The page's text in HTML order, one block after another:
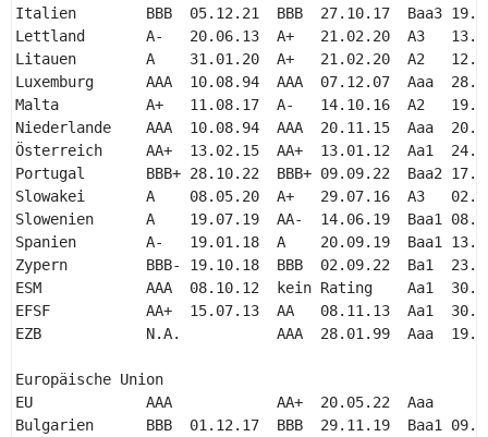
Italien        BBB  05.12.21  BBB  27.10.17  Baa3
Lettland       A-   20.06.13  A+   21.02.20  A3
Litauen        A    31.01.20  A+   21.02.20  A2
Luxemburg      AAA  10.08.94  AAA  07.12.07  Aaa
Malta          A+   11.08.17  A-   14.10.16  A2
Niederlande    AAA  10.08.94  AAA  20.11.15  Aaa
Österreich     AA+  13.02.15  AA+  13.01.12  Aa1
Portugal       BBB+ 28.10.22  BBB+ 09.09.22  Baa2
Slowakei       A    08.05.20  A+   29.07.16  A3
Slowenien      A    19.07.19  AA-  14.06.19  Baa1
Spanien        A-   19.01.18  A    20.09.19  Baa1
Zypern         BBB- 19.10.18  BBB  02.09.22  Ba1
ESM            AAA  08.10.12  kein Rating    Aa1
EFSF           AA+  15.07.13  AA   08.11.13  Aa1
EZB            N.A.           AAA  28.01.99  Aaa
Europäische Union
EU             AAA            AA+  20.05.22  Aaa
Bulgarien      BBB  01.12.17  BBB  29.11.19  Baa1